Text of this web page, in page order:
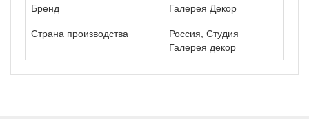
Бренд Галерея Декор
Страна производства
Россия, Студия
Галерея декор